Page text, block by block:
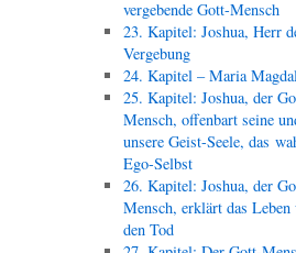
vergebende Gott-Mensch
23. Kapitel: Joshua, Herr
Vergebung
24. Kapitel – Maria
25. Kapitel: Joshua, der
Mensch, offenbart seine
unsere Geist-Seele, das
Ego-Selbst
26. Kapitel: Joshua, der
Mensch, erklärt das Leben
den Tod